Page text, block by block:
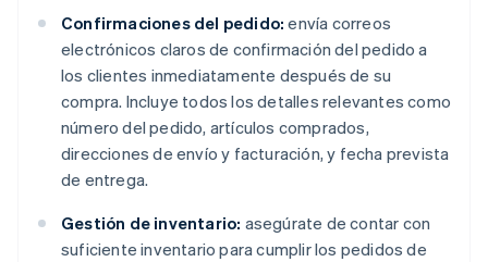
Confirmaciones del pedido: envía correos
electrónicos claros de confirmación del pedido a
los clientes inmediatamente después de su
compra. Incluye todos los detalles relevantes como
número del pedido, artículos comprados,
direcciones de envío y facturación, y fecha prevista
de entrega.
Gestión de inventario: asegúrate de contar con
suficiente inventario para cumplir los pedidos de